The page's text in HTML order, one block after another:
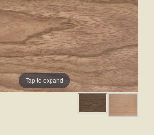
Tap to expand